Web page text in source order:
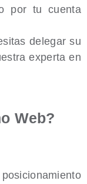
por tu cuenta
delegar su
experta en
Web?